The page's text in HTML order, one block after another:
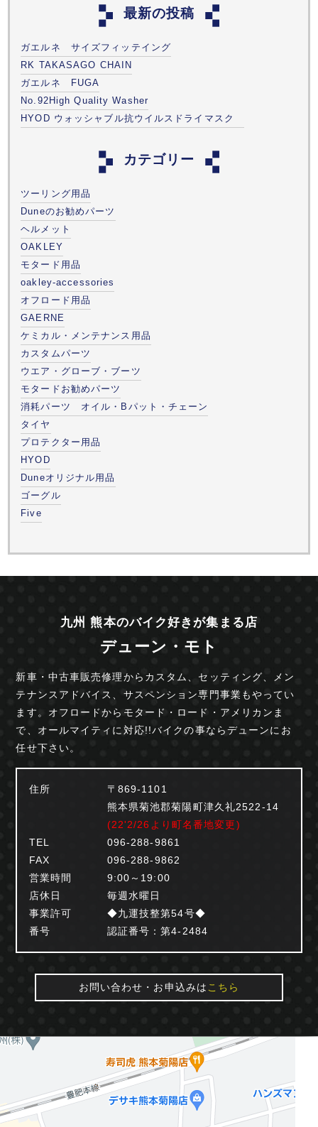
最新の投稿
ガエルネ サイズフィッテイング
RK TAKASAGO CHAIN
ガエルネ FUGA
No.92High Quality Washer
HYOD ウォッシャブル抗ウイルスドライマスク
カテゴリー
ツーリング用品
Duneのお勧めパーツ
ヘルメット
OAKLEY
モタード用品
oakley-accessories
オフロード用品
GAERNE
ケミカル・メンテナンス用品
カスタムパーツ
ウエア・グローブ・ブーツ
モタードお勧めパーツ
消耗パーツ オイル・Bパット・チェーン
タイヤ
プロテクター用品
HYOD
Duneオリジナル用品
ゴーグル
Five
九州 熊本のバイク好きが集まる店
デューン・モト
新車・中古車販売修理からカスタム、セッティング、
メン
テナンスアドバイス、サスペンション専門事業もやってい
ます。オフロードからモタード・ロード・ アメリカンま
で、オールマイティに対応!!バイクの事ならデューンにお
任せ下さい。
住所
〒869-1101
熊本県菊池郡菊陽町津久礼2522-14
(22'2/26より町名番地変更)
TEL
096-288-9861
FAX
096-288-9862
営業時間
9:00～19:00
店休日
毎週水曜日
事業許可
番号
◆九運技整第54号◆
認証番号：第4-2484
お問い合わせ・お申込みは こちら